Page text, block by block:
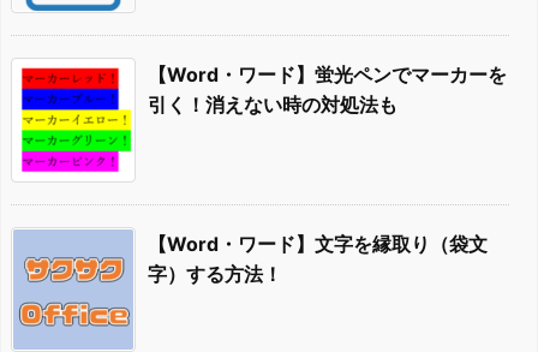
【Word・ワード】蛍光ペンでマーカーを
引く！消えない時の対処法も
【Word・ワード】文字を縁取り（袋文
字）する方法！